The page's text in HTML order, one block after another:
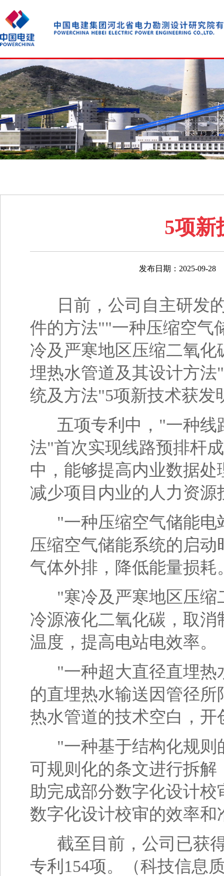
5项新
发布日期：2025-09-28
日前，公司自主研发的
件的方法""一种压缩空气
冷及严寒地区压缩二氧
埋热水管道及其设计方
统及方法"5项新技术获发
五项专利中，"一种线
法"首次实现线路预排杆
中，能够提高内业数据
减少项目内业的人力资
"一种压缩空气储能电
压缩空气储能系统的启
气体外排，降低能量损耗
"寒冷及严寒地区压缩
冷源液化二氧化碳，取
温度，提高电站电效率。
"一种超大直径直埋热
的直埋热水输送因管径
热水管道的技术空白，开
"一种基于结构化规则
可规则化的条文进行拆
助完成部分数字化设计
数字化设计校审的效率和
截至目前，公司已获得
专利154项。（科技信